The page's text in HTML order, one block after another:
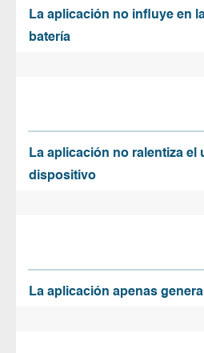
La aplicación no influye en
batería
La aplicación no ralentiza el
dispositivo
La aplicación apenas